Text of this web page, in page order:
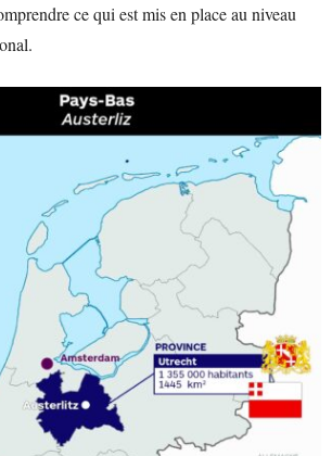
ce qui est mis en place au niveau